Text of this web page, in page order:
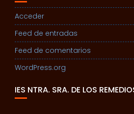
Acceder
Feed de entradas
Feed de comentarios
WordPress.org
IES NTRA. SRA. DE LOS